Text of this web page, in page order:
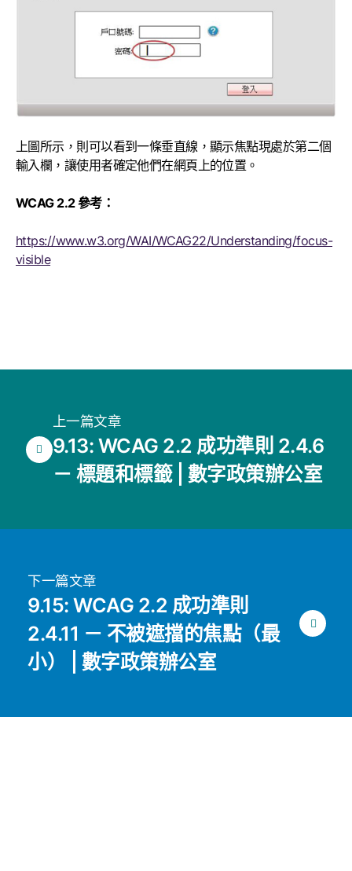
上圖所示，則可以看到一條垂直線，顯示焦點現處於第二個
輸入欄，讓使用者確定他們在網頁上的位置。
WCAG 2.2 參考：
https://www.w3.org/WAI/WCAG22/Understanding/focus-
visible
上一篇文章
9.13: WCAG 2.2 成功準則 2.4.6
－ 標題和標籤 | 數字政策辦公室
下一篇文章
9.15: WCAG 2.2 成功準則
2.4.11 － 不被遮擋的焦點（最
小） | 數字政策辦公室